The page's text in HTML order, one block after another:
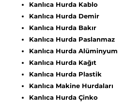
Kanlıca Hurda Kablo
Kanlıca Hurda Demir
Kanlıca Hurda Bakır
Kanlıca Hurda Paslanmaz
Kanlıca Hurda Alüminyum
Kanlıca Hurda Kağıt
Kanlıca Hurda Plastik
Kanlıca Makine Hurdaları
Kanlıca Hurda Çinko